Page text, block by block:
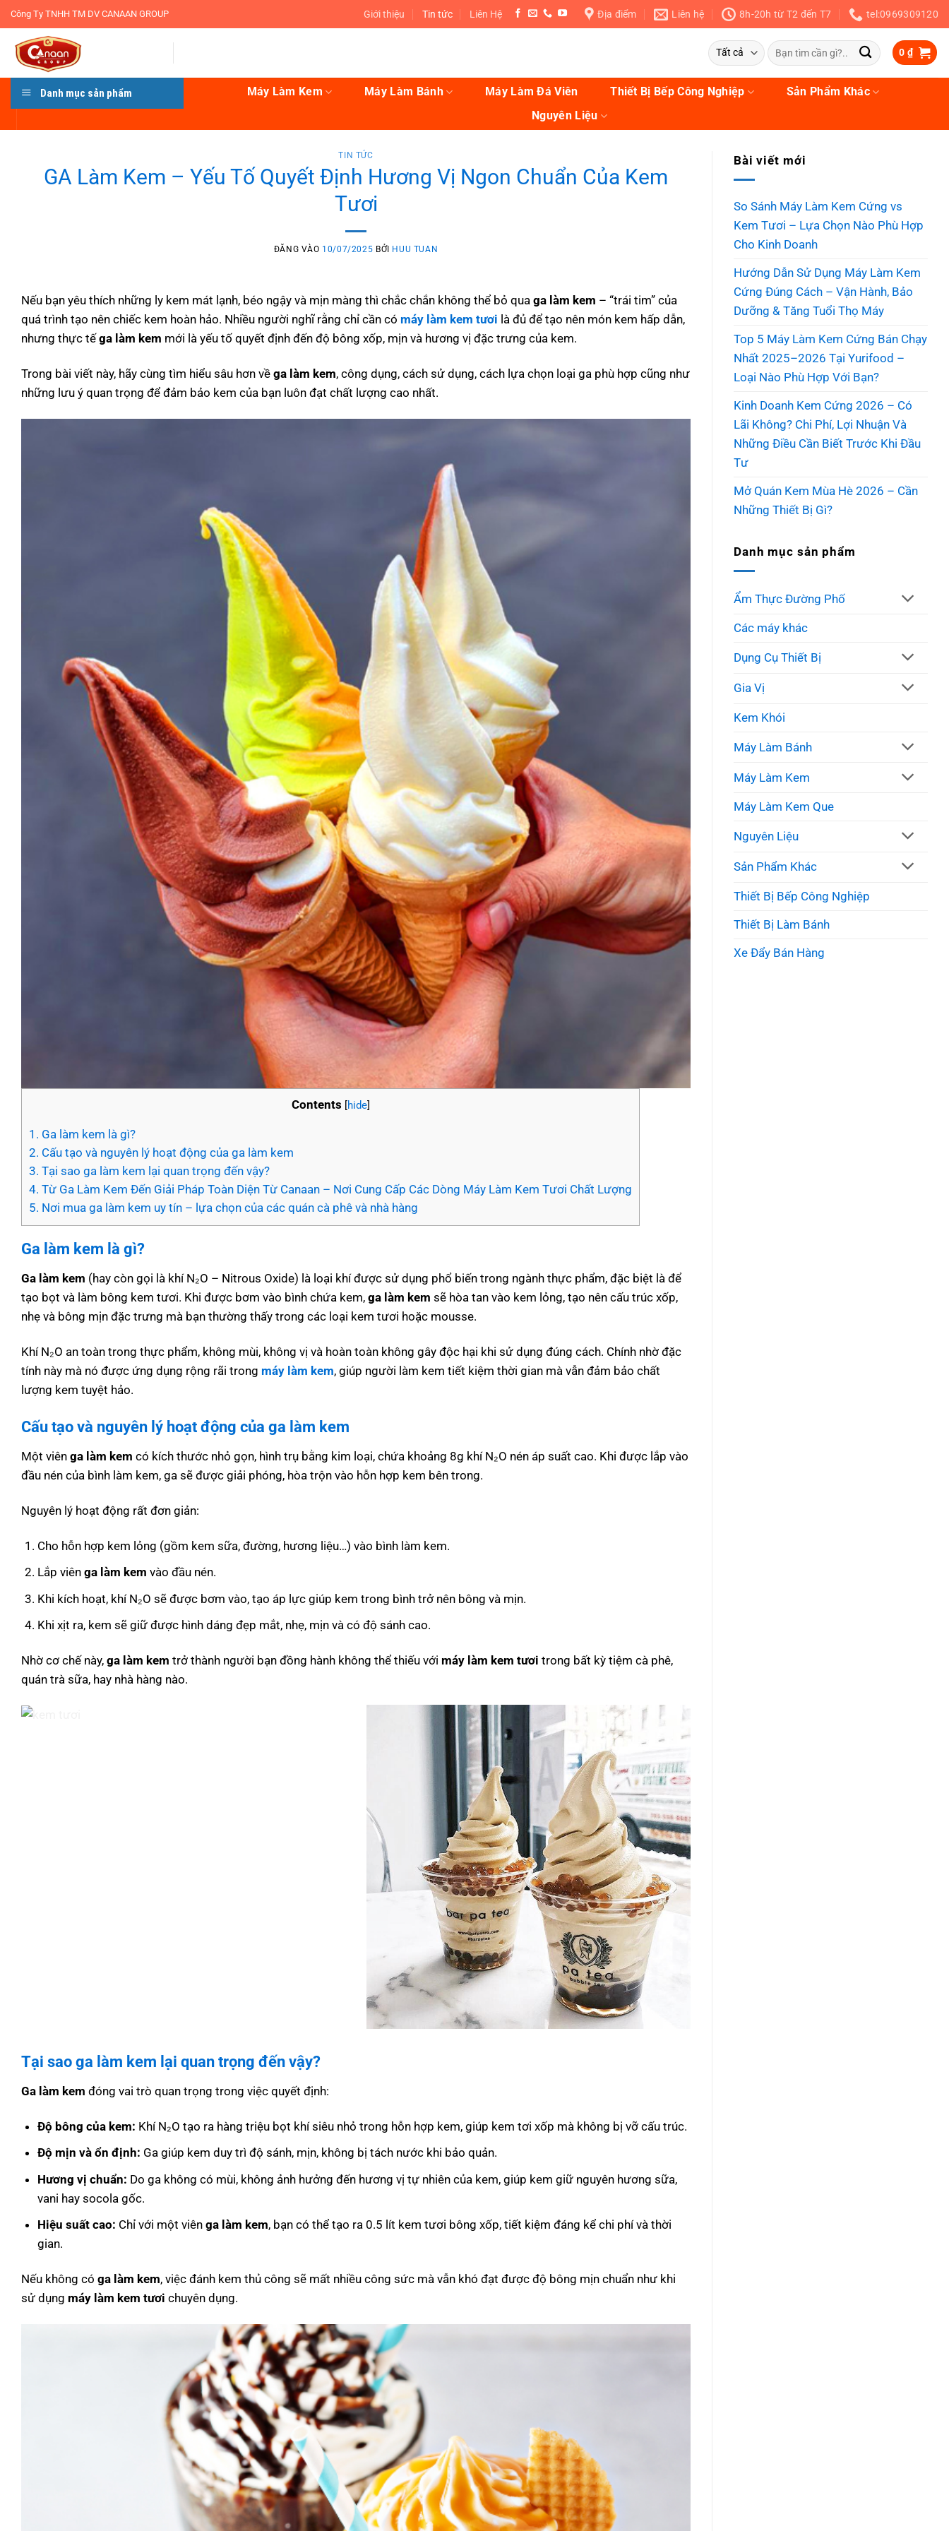
Bỏ
qua
nội
dung
Công Ty TNHH TM DV CANAAN GROUP Giới thiệu Tin tức Liên Hệ Địa điểm Liên hệ 8h-20h từ T2 đến T7 tel:0969309120
Tìm
kiếm:
0₫
Danh mục sản phẩm Máy Làm Kem Máy Làm Bánh Máy Làm Đá Viên Thiết Bị Bếp Công Nghiệp
Sản Phẩm Khác
Nguyên Liệu
TIN TỨC
GA Làm Kem – Yếu Tố Quyết Định Hương Vị Ngon Chuẩn Của Kem
Tươi
ĐĂNG VÀO 10/07/2025 BỞI HUU TUAN
Nếu bạn yêu thích những ly kem mát lạnh, béo ngậy và mịn màng thì chắc chắn không thể bỏ qua ga làm kem – “trái tim” của
quá trình tạo nên chiếc kem hoàn hảo. Nhiều người nghĩ rằng chỉ cần có máy làm kem tươi là đủ để tạo nên món kem hấp dẫn,
nhưng thực tếga làm kem mới là yếu tố quyết định đến độ bông xốp, mịn và hương vị đặc trưng của kem.
Trong bài viết này, hãy cùng tìm hiểu sâu hơn về ga làm kem, công dụng, cách sử dụng, cách lựa chọn loại ga phù hợp cũng như
những lưu ý quan trọng để đảm bảo kem của bạn luôn đạt chất lượng cao nhất.
Contents [hide]
1. Ga làm kem là gì?
2. Cấu tạo và nguyên lý hoạt động của ga làm kem
3. Tại sao ga làm kem lại quan trọng đến vậy?
4. Từ Ga Làm Kem Đến Giải Pháp Toàn Diện Từ Canaan – Nơi Cung Cấp Các Dòng Máy Làm Kem Tươi Chất Lượng
5. Nơi mua ga làm kem uy tín – lựa chọn của các quán cà phê và nhà hàng
Ga làm kem là gì?
Ga làm kem (hay còn gọi là khí N₂O – Nitrous Oxide) là loại khí được sử dụng phổ biến trong ngành thực phẩm, đặc biệt là để
tạo bọt và làm bông kem tươi. Khi được bơm vào bình chứa kem, ga làm kem sẽ hòa tan vào kem lỏng, tạo nên cấu trúc xốp,
nhẹ và bông mịn đặc trưng mà bạn thường thấy trong các loại kem tươi hoặc mousse.
Khí N₂O an toàn trong thực phẩm, không mùi, không vị và hoàn toàn không gây độc hại khi sử dụng đúng cách. Chính nhờ đặc
tính này mà nó được ứng dụng rộng rãi trong máy làm kem, giúp người làm kem tiết kiệm thời gian mà vẫn đảm bảo chất
lượng kem tuyệt hảo.
Cấu tạo và nguyên lý hoạt động của ga làm kem
Một viên ga làm kem có kích thước nhỏ gọn, hình trụ bằng kim loại, chứa khoảng 8g khí N₂O nén áp suất cao. Khi được lắp vào
đầu nén của bình làm kem, ga sẽ được giải phóng, hòa trộn vào hỗn hợp kem bên trong.
Nguyên lý hoạt động rất đơn giản:
Cho hỗn hợp kem lỏng (gồm kem sữa, đường, hương liệu…) vào bình làm kem.
Lắp viên ga làm kem vào đầu nén.
Khi kích hoạt, khí N₂O sẽ được bơm vào, tạo áp lực giúp kem trong bình trở nên bông và mịn.
Khi xịt ra, kem sẽ giữ được hình dáng đẹp mắt, nhẹ, mịn và có độ sánh cao.
Nhờ cơ chế này, ga làm kem trở thành người bạn đồng hành không thể thiếu với máy làm kem tươi trong bất kỳ tiệm cà phê,
quán trà sữa, hay nhà hàng nào.
Tại sao ga làm kem lại quan trọng đến vậy?
Ga làm kem đóng vai trò quan trọng trong việc quyết định:
Độ bông của kem: Khí N₂O tạo ra hàng triệu bọt khí siêu nhỏ trong hỗn hợp kem, giúp kem tơi xốp mà không bị vỡ cấu trúc.
Độ mịn và ổn định: Ga giúp kem duy trì độ sánh, mịn, không bị tách nước khi bảo quản.
Hương vị chuẩn: Do ga không có mùi, không ảnh hưởng đến hương vị tự nhiên của kem, giúp kem giữ nguyên hương sữa,
vani hay socola gốc.
Hiệu suất cao: Chỉ với một viên ga làm kem, bạn có thể tạo ra 0.5 lít kem tươi bông xốp, tiết kiệm đáng kể chi phí và thời
gian.
Nếu không có ga làm kem, việc đánh kem thủ công sẽ mất nhiều công sức mà vẫn khó đạt được độ bông mịn chuẩn như khi
sử dụng máy làm kem tươi chuyên dụng.
Bài viết mới
So Sánh Máy Làm Kem Cứng vs
Kem Tươi – Lựa Chọn Nào Phù Hợp
Cho Kinh Doanh
Hướng Dẫn Sử Dụng Máy Làm Kem
Cứng Đúng Cách – Vận Hành, Bảo
Dưỡng & Tăng Tuổi Thọ Máy
Top 5 Máy Làm Kem Cứng Bán Chạy
Nhất 2025–2026 Tại Yurifood –
Loại Nào Phù Hợp Với Bạn?
Kinh Doanh Kem Cứng 2026 – Có
Lãi Không? Chi Phí, Lợi Nhuận Và
Những Điều Cần Biết Trước Khi Đầu
Tư
Mở Quán Kem Mùa Hè 2026 – Cần
Những Thiết Bị Gì?
Danh mục sản phẩm
Ẩm Thực Đường Phố
Các máy khác
Dụng Cụ Thiết Bị
Gia Vị
Kem Khói
Máy Làm Bánh
Máy Làm Kem
Máy Làm Kem Que
Nguyên Liệu
Sản Phẩm Khác
Thiết Bị Bếp Công Nghiệp
Thiết Bị Làm Bánh
Xe Đẩy Bán Hàng